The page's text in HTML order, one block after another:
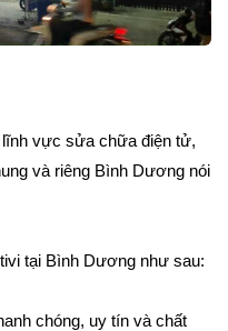
vực sửa chữa điện tử,
và riêng Bình Dương nói
tại Bình Dương như sau:
chóng, uy tín và chất